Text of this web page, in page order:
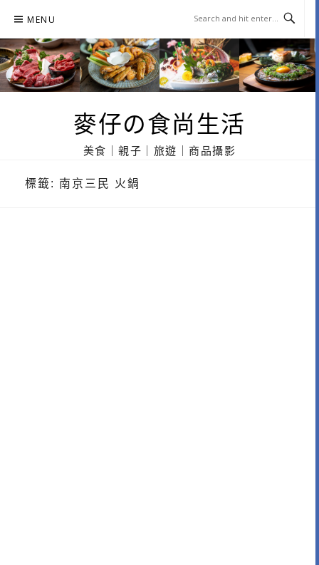
content
MENU
麥仔の食尚生活
美食｜親子｜旅遊｜商品攝影
標籤: 南京三民 火鍋